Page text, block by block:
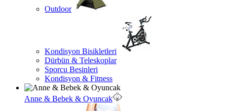
Outdoor
Kondisyon Bisikletleri
Dürbün & Teleskoplar
Sporcu Besinleri
Kondisyon & Fitness
Anne & Bebek & Oyuncak